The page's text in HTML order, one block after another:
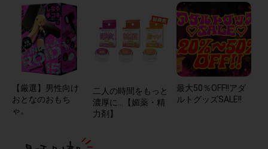
【厳選】男性向け
おとなのおもち
ゃ。
二人の時間をもっと
濃厚に…【媚薬・精
力剤】
最大50％OFF!!アダ
ルトグッズSALE!!